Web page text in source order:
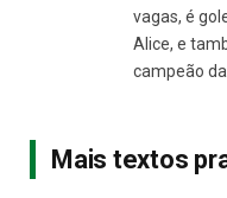
vagas, é
Alice, e
campeão
Mais textos